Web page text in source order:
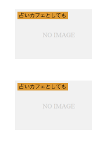
占いカフェとしても
占いカフェとしても